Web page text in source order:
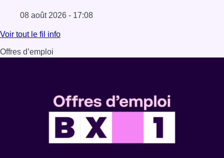
08 août 2026 - 17:08
Lire l'article Survol aérien : combien coûterait la route
Voir tout le fil info
Offres d’emploi